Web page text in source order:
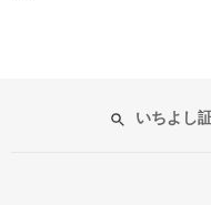
いちよし